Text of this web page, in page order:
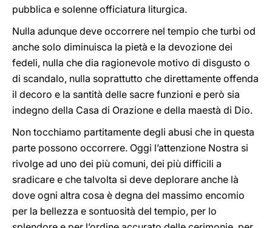
pubblica e solenne officiatura liturgica.
Nulla adunque deve occorrere nel tempio che turbi od
anche solo diminuisca la pietà e la devozione dei
fedeli, nulla che dia ragionevole motivo di disgusto o
di scandalo, nulla soprattutto che direttamente offenda
il decoro e la santità delle sacre funzioni e però sia
indegno della Casa di Orazione e della maestà di Dio.
Non tocchiamo partitamente degli abusi che in questa
parte possono occorrere. Oggi l’attenzione Nostra si
rivolge ad uno dei più comuni, dei più difficili a
sradicare e che talvolta si deve deplorare anche là
dove ogni altra cosa è degna del massimo encomio
per la bellezza e sontuosità del tempio, per lo